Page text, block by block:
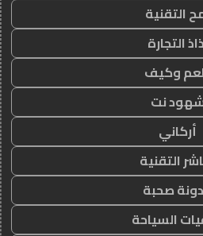
التقنية
التجارة
وكيف
نت
أركاني
التقنية
صحبة
السياحة